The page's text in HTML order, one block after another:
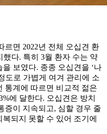
르면 2022년 전체 오십견 환
했다. 특히 3월 환자 수는 약
보였다. 종종 오십견을 ‘나
도로 가볍게 여겨 관리에 소
통계에 따르면 비교적 젊은
에 달한다. 오십견은 방치
증이 지속되고, 심할 경우 줄
되지 못할 수 있어 조기에